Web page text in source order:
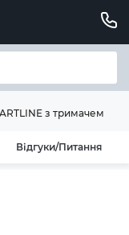
ARTLINE з тримачем
Відгуки/Питання